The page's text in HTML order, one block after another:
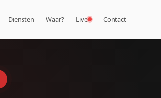
Diensten Waar? Live Contact